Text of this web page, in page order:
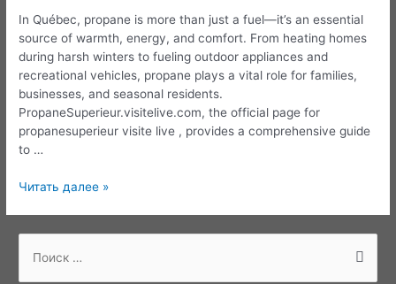
In Québec, propane is more than just a fuel—it’s an essential
source of warmth, energy, and comfort. From heating homes
during harsh winters to fueling outdoor appliances and
recreational vehicles, propane plays a vital role for families,
businesses, and seasonal residents.
PropaneSuperieur.visitelive.com, the official page for
propanesuperieur visite live , provides a comprehensive guide
to …
PropaneSuperieur.visitelive.com:
Guide
to
Читать далее »